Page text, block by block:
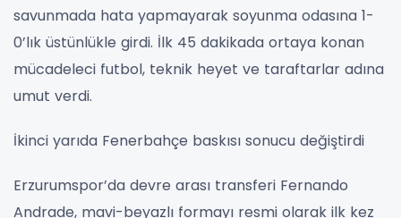
savunmada hata yapmayarak soyunma odasına 1-
0’lık üstünlükle girdi. İlk 45 dakikada ortaya konan
mücadeleci futbol, teknik heyet ve taraftarlar adına
umut verdi.
İkinci yarıda Fenerbahçe baskısı sonucu değiştirdi
Erzurumspor’da devre arası transferi Fernando
Andrade, mavi-beyazlı formayı resmi olarak ilk kez